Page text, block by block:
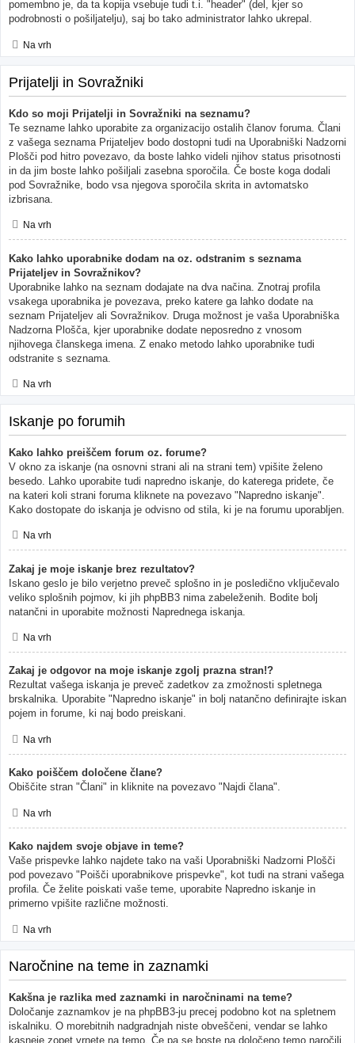
pomembno je, da ta kopija vsebuje tudi t.i. "header" (del, kjer so
podrobnosti o pošiljatelju), saj bo tako administrator lahko ukrepal.
Na vrh
Prijatelji in Sovražniki
Kdo so moji Prijatelji in Sovražniki na seznamu?
Te sezname lahko uporabite za organizacijo ostalih članov foruma. Člani
z vašega seznama Prijateljev bodo dostopni tudi na Uporabniški Nadzorni
Plošči pod hitro povezavo, da boste lahko videli njihov status prisotnosti
in da jim boste lahko pošiljali zasebna sporočila. Če boste koga dodali
pod Sovražnike, bodo vsa njegova sporočila skrita in avtomatsko
izbrisana.
Na vrh
Kako lahko uporabnike dodam na oz. odstranim s seznama
Prijateljev in Sovražnikov?
Uporabnike lahko na seznam dodajate na dva načina. Znotraj profila
vsakega uporabnika je povezava, preko katere ga lahko dodate na
seznam Prijateljev ali Sovražnikov. Druga možnost je vaša Uporabniška
Nadzorna Plošča, kjer uporabnike dodate neposredno z vnosom
njihovega članskega imena. Z enako metodo lahko uporabnike tudi
odstranite s seznama.
Na vrh
Iskanje po forumih
Kako lahko preiščem forum oz. forume?
V okno za iskanje (na osnovni strani ali na strani tem) vpišite želeno
besedo. Lahko uporabite tudi napredno iskanje, do katerega pridete, če
na kateri koli strani foruma kliknete na povezavo "Napredno iskanje".
Kako dostopate do iskanja je odvisno od stila, ki je na forumu uporabljen.
Na vrh
Zakaj je moje iskanje brez rezultatov?
Iskano geslo je bilo verjetno preveč splošno in je posledično vključevalo
veliko splošnih pojmov, ki jih phpBB3 nima zabeleženih. Bodite bolj
natančni in uporabite možnosti Naprednega iskanja.
Na vrh
Zakaj je odgovor na moje iskanje zgolj prazna stran!?
Rezultat vašega iskanja je preveč zadetkov za zmožnosti spletnega
brskalnika. Uporabite "Napredno iskanje" in bolj natančno definirajte iskan
pojem in forume, ki naj bodo preiskani.
Na vrh
Kako poiščem določene člane?
Obiščite stran "Člani" in kliknite na povezavo "Najdi člana".
Na vrh
Kako najdem svoje objave in teme?
Vaše prispevke lahko najdete tako na vaši Uporabniški Nadzorni Plošči
pod povezavo "Poišči uporabnikove prispevke", kot tudi na strani vašega
profila. Če želite poiskati vaše teme, uporabite Napredno iskanje in
primerno vpišite različne možnosti.
Na vrh
Naročnine na teme in zaznamki
Kakšna je razlika med zaznamki in naročninami na teme?
Določanje zaznamkov je na phpBB3-ju precej podobno kot na spletnem
iskalniku. O morebitnih nadgradnjah niste obveščeni, vendar se lahko
kasneje zopet vrnete na temo. Če pa se boste na določeno temo naročili,